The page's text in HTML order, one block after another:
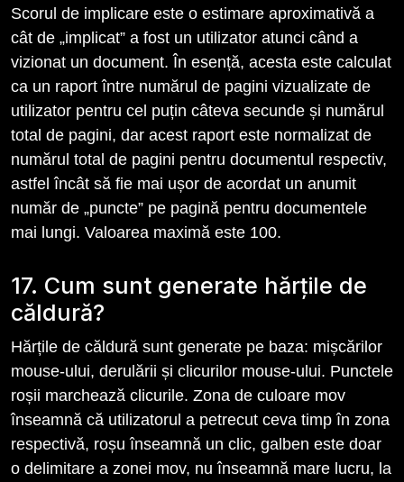
Scorul de implicare este o estimare aproximativă a
cât de „implicat” a fost un utilizator atunci când a
vizionat un document. În esență, acesta este calculat
ca un raport între numărul de pagini vizualizate de
utilizator pentru cel puțin câteva secunde și numărul
total de pagini, dar acest raport este normalizat de
numărul total de pagini pentru documentul respectiv,
astfel încât să fie mai ușor de acordat un anumit
număr de „puncte” pe pagină pentru documentele
mai lungi. Valoarea maximă este 100.
17. Cum sunt generate hărțile de
căldură?
Hărțile de căldură sunt generate pe baza: mișcărilor
mouse-ului, derulării și clicurilor mouse-ului. Punctele
roșii marchează clicurile. Zona de culoare mov
înseamnă că utilizatorul a petrecut ceva timp în zona
respectivă, roșu înseamnă un clic, galben este doar
o delimitare a zonei mov, nu înseamnă mare lucru, la